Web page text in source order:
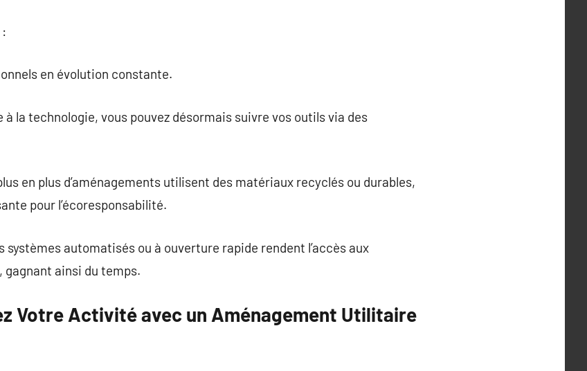
en évolution constante.
la technologie, vous pouvez désormais suivre vos outils via des
en plus d’aménagements utilisent des matériaux recyclés ou durables,
pour l’écoresponsabilité.
automatisés ou à ouverture rapide rendent l’accès aux
gagnant ainsi du temps.
Votre Activité avec un Aménagement Utilitaire